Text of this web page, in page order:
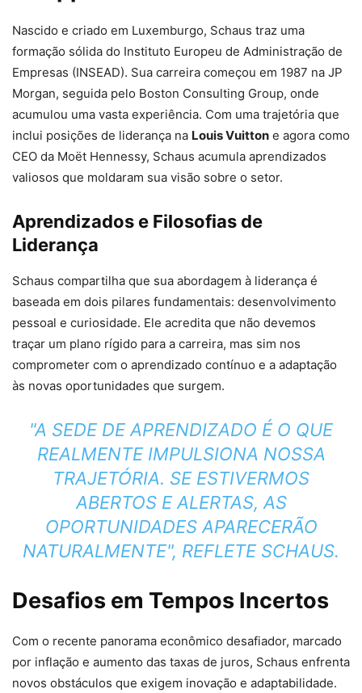
Nascido e criado em Luxemburgo, Schaus traz uma
formação sólida do Instituto Europeu de Administração de
Empresas (INSEAD). Sua carreira começou em 1987 na JP
Morgan, seguida pelo Boston Consulting Group, onde
acumulou uma vasta experiência. Com uma trajetória que
inclui posições de liderança na Louis Vuitton e agora como
CEO da Moët Hennessy, Schaus acumula aprendizados
valiosos que moldaram sua visão sobre o setor.
Aprendizados e Filosofias de
Liderança
Schaus compartilha que sua abordagem à liderança é
baseada em dois pilares fundamentais: desenvolvimento
pessoal e curiosidade. Ele acredita que não devemos
traçar um plano rígido para a carreira, mas sim nos
comprometer com o aprendizado contínuo e a adaptação
às novas oportunidades que surgem.
"A SEDE DE APRENDIZADO É O QUE
REALMENTE IMPULSIONA NOSSA
TRAJETÓRIA. SE ESTIVERMOS
ABERTOS E ALERTAS, AS
OPORTUNIDADES APARECERÃO
NATURALMENTE", REFLETE SCHAUS.
Desafios em Tempos Incertos
Com o recente panorama econômico desafiador, marcado
por inflação e aumento das taxas de juros, Schaus enfrenta
novos obstáculos que exigem inovação e adaptabilidade.